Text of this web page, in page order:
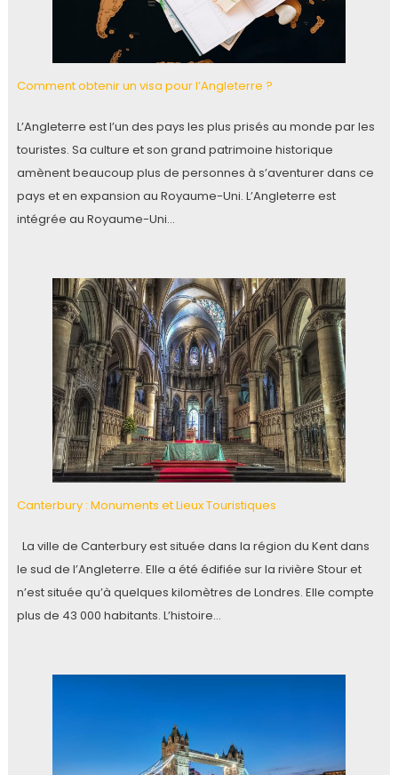
Comment obtenir un visa pour l’Angleterre ?
L’Angleterre est l’un des pays les plus prisés au monde par les
touristes. Sa culture et son grand patrimoine historique
amènent beaucoup plus de personnes à s’aventurer dans ce
pays et en expansion au Royaume-Uni. L’Angleterre est
intégrée au Royaume-Uni…
Canterbury : Monuments et Lieux Touristiques
La ville de Canterbury est située dans la région du Kent dans
le sud de l’Angleterre. Elle a été édifiée sur la rivière Stour et
n’est située qu’à quelques kilomètres de Londres. Elle compte
plus de 43 000 habitants. L’histoire…